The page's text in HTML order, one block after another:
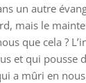
un autre
mais le
que cela ?
et qui
a mûri en nous